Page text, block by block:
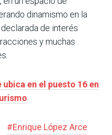
dinamismo en la
de interés
y muchas
en el puesto 16 en
#Enrique López Arce